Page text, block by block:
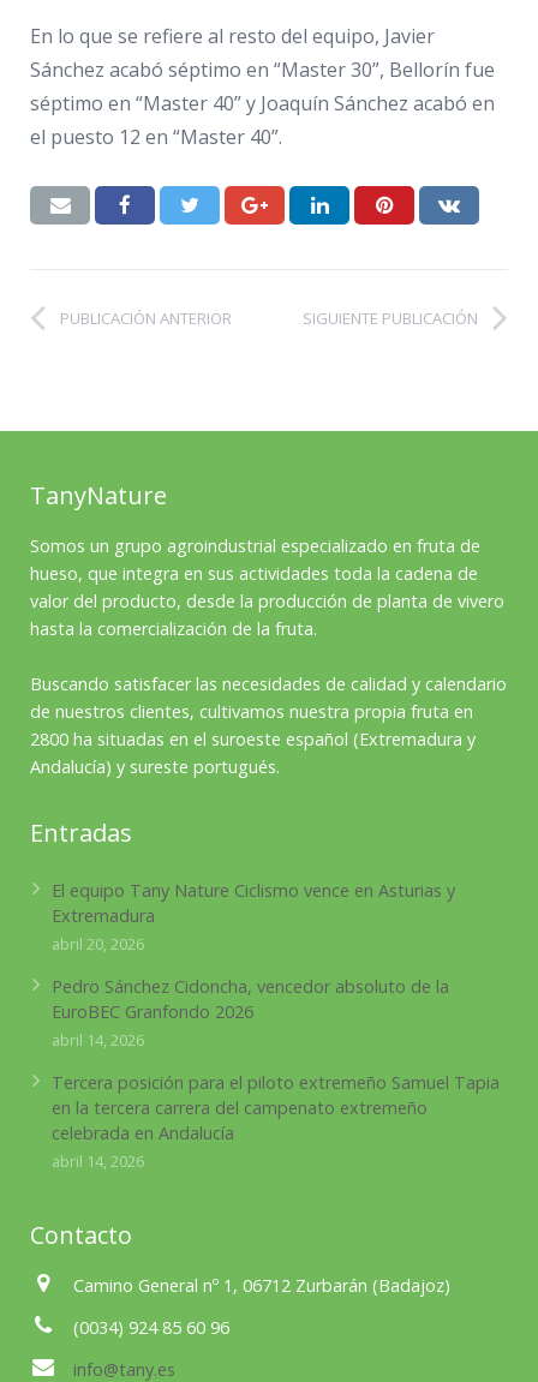
En lo que se refiere al resto del equipo, Javier
Sánchez acabó séptimo en “Master 30”, Bellorín fue
séptimo en “Master 40” y Joaquín Sánchez acabó en
el puesto 12 en “Master 40”.
PUBLICACIÓN ANTERIOR SIGUIENTE PUBLICACIÓN
TanyNature
Somos un grupo agroindustrial especializado en fruta de
hueso, que integra en sus actividades toda la cadena de
valor del producto, desde la producción de planta de vivero
hasta la comercialización de la fruta.
Buscando satisfacer las necesidades de calidad y calendario
de nuestros clientes, cultivamos nuestra propia fruta en
2800 ha situadas en el suroeste español (Extremadura y
Andalucía) y sureste portugués.
Entradas
El equipo Tany Nature Ciclismo vence en Asturias y
Extremadura
abril 20, 2026
Pedro Sánchez Cidoncha, vencedor absoluto de la
EuroBEC Granfondo 2026
abril 14, 2026
Tercera posición para el piloto extremeño Samuel Tapia
en la tercera carrera del campenato extremeño
celebrada en Andalucía
abril 14, 2026
Contacto
Camino General nº 1, 06712 Zurbarán (Badajoz)
(0034) 924 85 60 96
info@tany.es